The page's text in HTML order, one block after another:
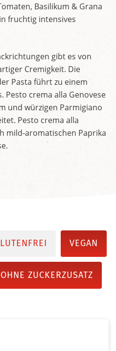
Basilikum & Grana
fruchtig intensives
gibt es von
Cremigkeit. Die
Pasta führt zu einem
Pesto crema alla Genovese
und würzigen Parmigiano
Pesto crema alla
mild-aromatischen Paprika
VEGAN
OHNE ZUCKERZUSATZ